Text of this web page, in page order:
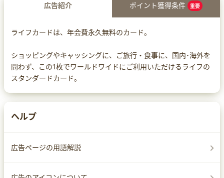
広告紹介 ポイント獲得条件 重要
ライフカードは、年会費永久無料のカード。
ショッピングやキャッシングに、ご旅行・食事に、国内･海外を
問わず、この1枚でワールドワイドにご利用いただけるライフの
スタンダードカード。
ヘルプ
広告ページの用語解説